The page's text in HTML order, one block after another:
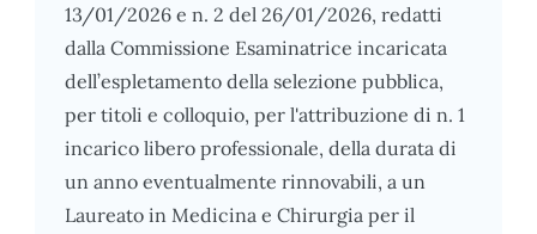
13/01/2026 e n. 2 del 26/01/2026, redatti
dalla Commissione Esaminatrice incaricata
dell’espletamento della selezione pubblica,
per titoli e colloquio, per l'attribuzione di n. 1
incarico libero professionale, della durata di
un anno eventualmente rinnovabili, a un
Laureato in Medicina e Chirurgia per il